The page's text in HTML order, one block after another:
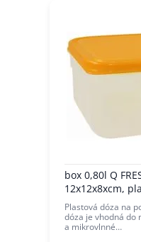
box 0,80l Q
12x12x8xcm,
Plastová dóza na
dóza je vhodná do
a mikrovlnné…